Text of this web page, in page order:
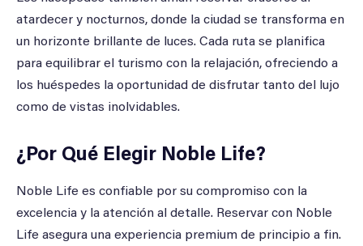
atardecer y nocturnos, donde la ciudad se transforma en
un horizonte brillante de luces. Cada ruta se planifica
para equilibrar el turismo con la relajación, ofreciendo a
los huéspedes la oportunidad de disfrutar tanto del lujo
como de vistas inolvidables.
¿Por Qué Elegir Noble Life?
Noble Life es confiable por su compromiso con la
excelencia y la atención al detalle. Reservar con Noble
Life asegura una experiencia premium de principio a fin.